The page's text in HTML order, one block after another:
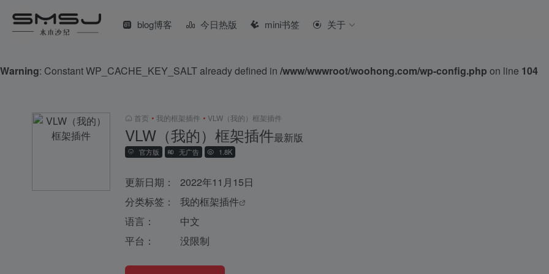
Warning: Constant WP_CACHE_KEY_SALT already defined in /www/wwwroot/woohong.com/wp-config.php on line 104
blog博客 今日热版 mini书签 关于
首页 • 我的框架插件 • VLW（我的）框架插件
VLW（我的）框架插件最新版
官方版 无广告 1.8K
更新日期：
2022年11月15日
分类标签：
我的框架插件
语言：
中文
平台：
没限制